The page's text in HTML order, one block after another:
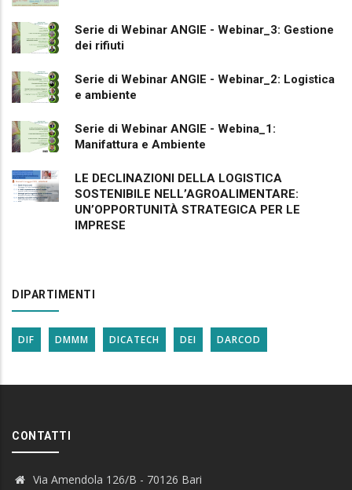
Serie di Webinar ANGIE - Webinar_3: Gestione
dei rifiuti
Serie di Webinar ANGIE - Webinar_2: Logistica
e ambiente
Serie di Webinar ANGIE - Webina_1:
Manifattura e Ambiente
LE DECLINAZIONI DELLA LOGISTICA
SOSTENIBILE NELL’AGROALIMENTARE:
UN’OPPORTUNITÀ STRATEGICA PER LE
IMPRESE
DIPARTIMENTI
DIF DMMM DICATECH DEI DARCOD
CONTATTI
Via Amendola 126/B - 70126 Bari